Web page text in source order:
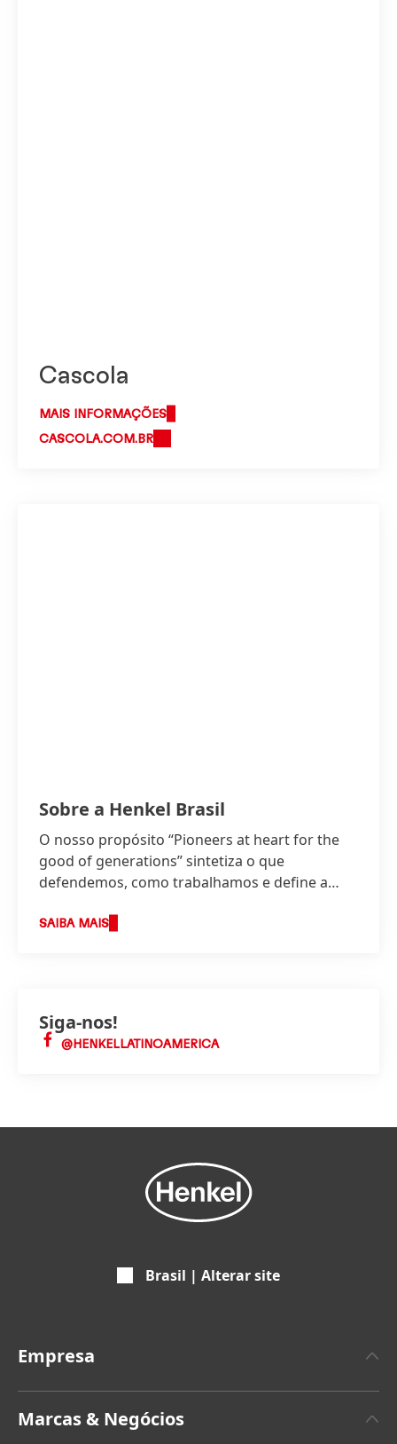
Cascola
MAIS INFORMAÇÕES
CASCOLA.COM.BR
Sobre a Henkel Brasil
O nosso propósito “Pioneers at heart for the
good of generations” sintetiza o que
defendemos, como trabalhamos e define a
SAIBA MAIS
Siga-nos!
@HENKELLATINOAMERICA
Brasil | Alterar site
Empresa
Marcas & Negócios